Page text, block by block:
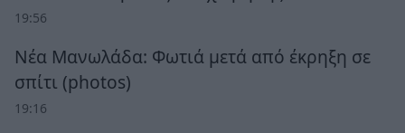
19:56
Νέα Μανωλάδα: Φωτιά μετά από έκρηξη σε
σπίτι (photos)
19:16